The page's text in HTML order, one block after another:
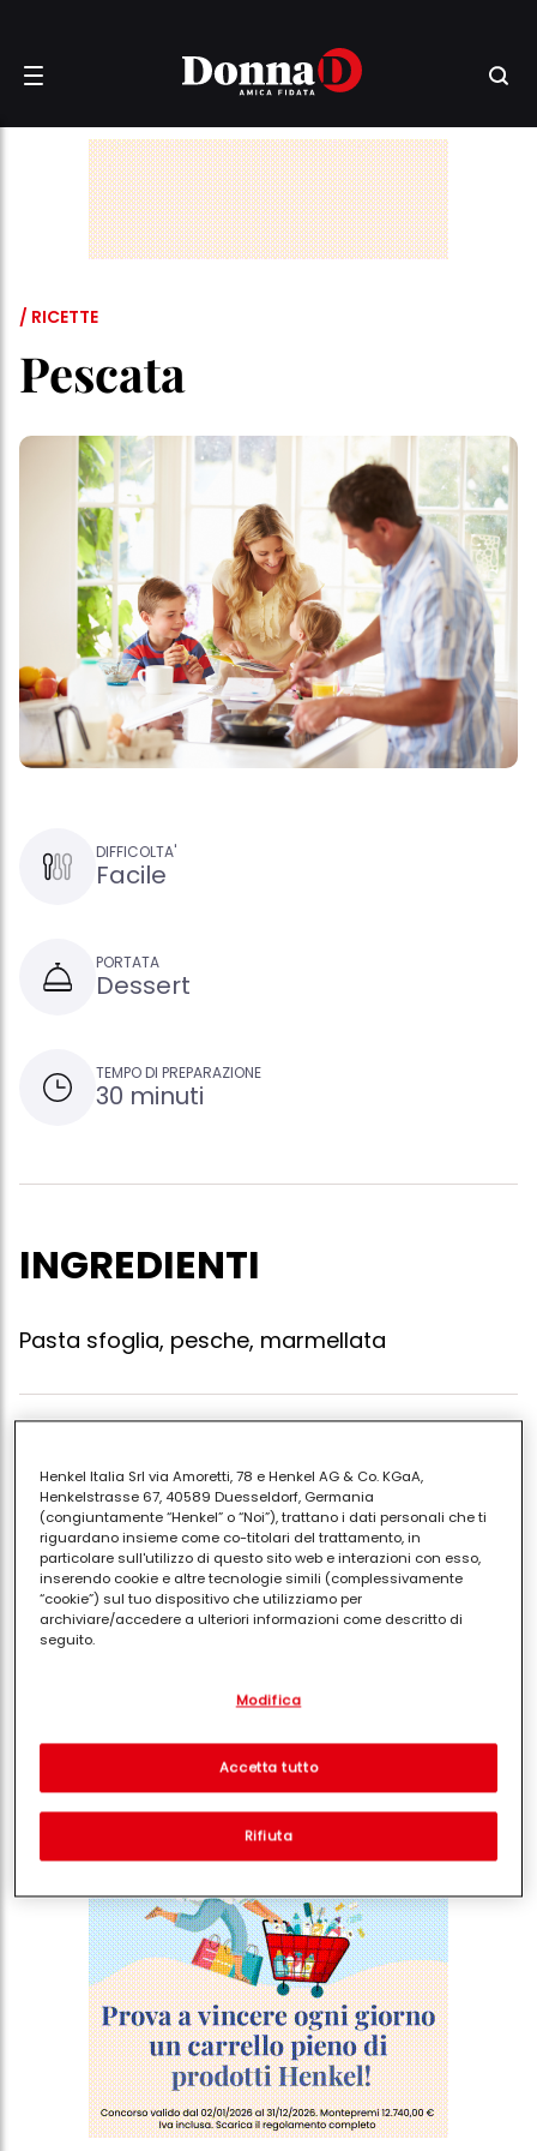
/ RICETTE
Pescata
DIFFICOLTA'
Facile
PORTATA
Dessert
TEMPO DI PREPARAZIONE
30 minuti
INGREDIENTI
Pasta sfoglia, pesche, marmellata
spalmare la marmellata (tipologia a vostro
piacimento). ripiegare il contorno della sfoglia
decorandolo con seghettature di forchetta disporvi
sopra fettine di pesca infornare per non piu' di 20
minuti.
Henkel Italia Srl via Amoretti, 78 e Henkel AG & Co. KGaA,
Henkelstrasse 67, 40589 Duesseldorf, Germania
(congiuntamente “Henkel” o “Noi”), trattano i dati personali che ti
riguardano insieme come co-titolari del trattamento, in
particolare sull'utilizzo di questo sito web e interazioni con esso,
inserendo cookie e altre tecnologie simili (complessivamente
“cookie”) sul tuo dispositivo che utilizziamo per
archiviare/accedere a ulteriori informazioni come descritto di
seguito.
separati o co-titolari come indicato nella nostra Informativa sulla
pixel, impronte digitali e tecnologie simili" utilizzeremo anche
cookie ed elaboreremo i dati relativi a te per
di questo sito Web e le tue interazioni commerciali con noi
(rispettivamente dell'azienda per cui lavori) per) e su tale base
conservare le nostre informazioni sulle entità commerciali e
creare profili individuali su di te che potrebbero essere arricchiti
con dati ottenuti da terze parti e altri siti Web. Utilizziamo questi
profili per scopi di marketing personalizzato, in particolare per
visualizzare annunci pubblicitari che potrebbero interessarti
(basati, ad esempio, sui tuoi interessi identificati) su questo sito
web e altri media (di terzi) tramite i dispositivi assegnati a te o
alla tua famiglia, nonché per misurare e ottimizzare il successo
delle campagne pubblicitarie.
Puoi trovare maggiori informazioni sul trattamento dei tuoi dati
nella nostra Informativa sulla protezione dei dati collegata nel piè
Modifica
Rifiuta
Accetta tutto